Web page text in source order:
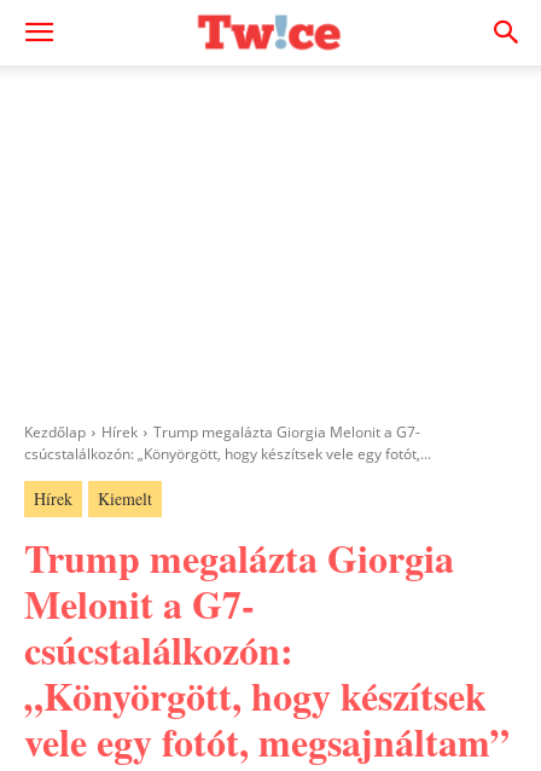
Kezdőlap Hírek
Trump megalázta Giorgia Melonit a G7-
csúcstalálkozón: „Könyörgött, hogy készítsek vele egy fotót,...
Hírek Kiemelt
Trump megalázta Giorgia
Melonit a G7-
csúcstalálkozón:
„Könyörgött, hogy készítsek
vele egy fotót, megsajnáltam”